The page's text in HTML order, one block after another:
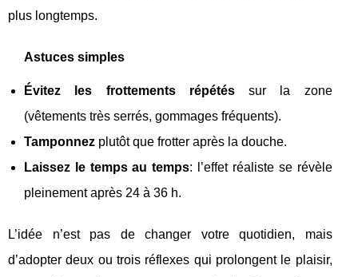
plus longtemps.
Astuces simples
Évitez les frottements répétéssur la zone
(vêtements très serrés, gommages fréquents).
Tamponnez plutôt que frotter après la douche.
Laissez le temps au temps: l’effet réaliste se révèle
pleinement après 24 à 36 h.
L’idée n’est pas de changer votre quotidien, mais
d’adopter deux ou trois réflexes qui prolongent le plaisir,